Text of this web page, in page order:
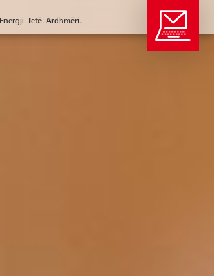
Energji. Jetë. Ardhmëri.